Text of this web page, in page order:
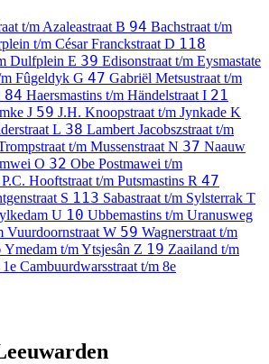
t/m Azaleastraat B 94 Bachstraat t/m
t/m César Franckstraat D 118
Dulfplein E 39 Edisonstraat t/m Eysmastate
Fûgeldyk G 47 Gabriël Metsustraat t/m
84 Haersmastins t/m Händelstraat I 21
J 59 J.H. Knoopstraat t/m Jynkade K
L 38 Lambert Jacobszstraat t/m
t/m Mussenstraat N 37 Naauw
O 32 Obe Postmawei t/m
P.C. Hooftstraat t/m Putsmastins R 47
S 113 Sabastraat t/m Sylsterrak T
U 10 Ubbemastins t/m Uranusweg
Vuurdoornstraat W 59 Wagnerstraat t/m
Ymedam t/m Ytsjesân Z 19 Zaailand t/m
1e Cambuurdwarsstraat t/m 8e